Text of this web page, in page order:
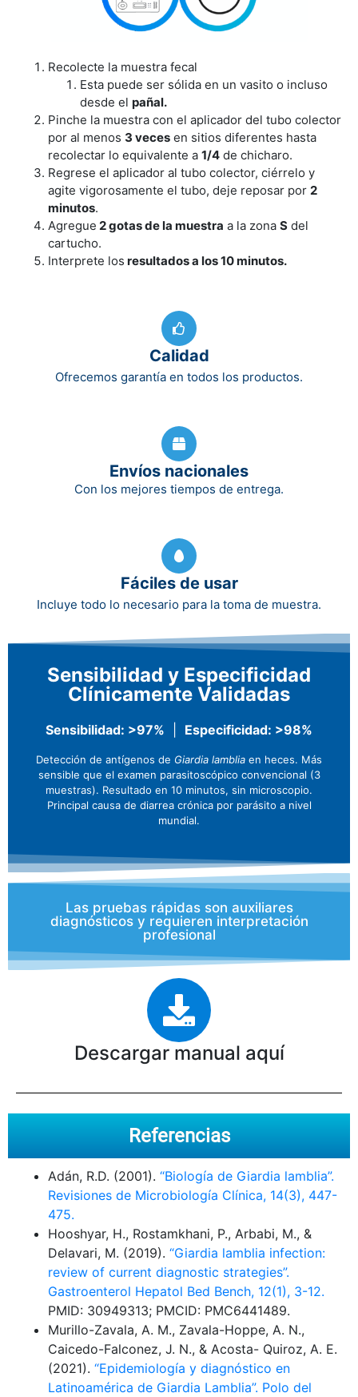
Recolecte la muestra fecal
Esta puede ser sólida en un vasito o incluso
desde el pañal.
Pinche la muestra con el aplicador del tubo colector
por al menos 3 veces en sitios diferentes hasta
recolectar lo equivalente a 1/4 de chicharo.
Regrese el aplicador al tubo colector, ciérrelo y
agite vigorosamente el tubo, deje reposar por 2
minutos.
Agregue 2 gotas de la muestra a la zona S del
cartucho.
Interprete los resultados a los 10 minutos.
Calidad
Ofrecemos garantía en todos los productos.
Envíos nacionales
Con los mejores tiempos de entrega.
Fáciles de usar
Incluye todo lo necesario para la toma de muestra.
Sensibilidad y Especificidad
Clínicamente Validadas
Sensibilidad: >97% Especificidad: >98%
Detección de antígenos de Giardia lamblia en heces. Más
sensible que el examen parasitoscópico convencional (3
muestras). Resultado en 10 minutos, sin microscopio.
Principal causa de diarrea crónica por parásito a nivel
mundial.
Las pruebas rápidas son auxiliares
diagnósticos y requieren interpretación
profesional
Descargar manual aquí
Referencias
Adán, R.D. (2001). “Biología de Giardia lamblia”.
Revisiones de Microbiología Clínica, 14(3), 447-
475.
Hooshyar, H., Rostamkhani, P., Arbabi, M., &
Delavari, M. (2019). “Giardia lamblia infection:
review of current diagnostic strategies”.
Gastroenterol Hepatol Bed Bench, 12(1), 3-12.
PMID: 30949313; PMCID: PMC6441489.
Murillo-Zavala, A. M., Zavala-Hoppe, A. N.,
Caicedo-Falconez, J. N., & Acosta- Quiroz, A. E.
(2021). “Epidemiología y diagnóstico en
Latinoamérica de Giardia Lamblia”. Polo del